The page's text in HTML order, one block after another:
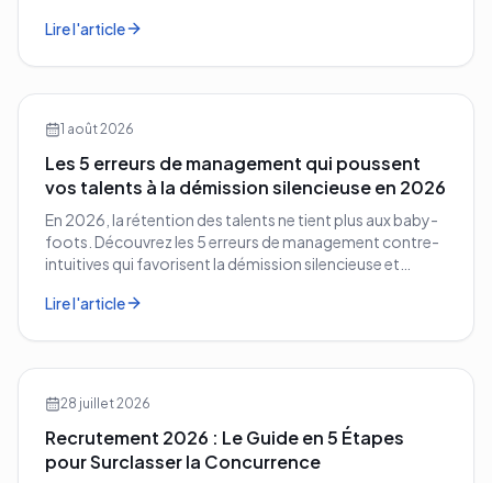
Lire l'article
1 août 2026
Les 5 erreurs de management qui poussent
vos talents à la démission silencieuse en 2026
En 2026, la rétention des talents ne tient plus aux baby-
foots. Découvrez les 5 erreurs de management contre-
intuitives qui favorisent la démission silencieuse et
Lire l'article
28 juillet 2026
Recrutement 2026 : Le Guide en 5 Étapes
pour Surclasser la Concurrence